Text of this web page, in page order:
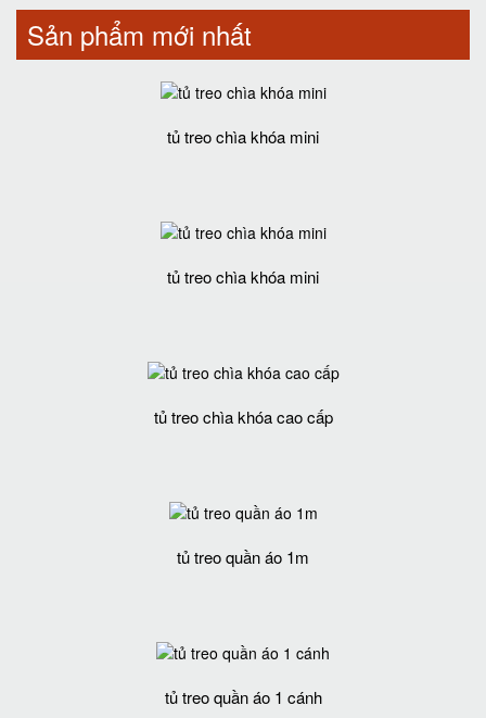
Sản phẩm mới nhất
tủ treo chìa khóa mini
tủ treo chìa khóa mini
tủ treo chìa khóa cao cấp
tủ treo quần áo 1m
tủ treo quần áo 1 cánh